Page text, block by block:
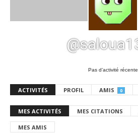
Pas d’activité récente
ACTIVITÉS PROFIL AMIS 0
MES ACTIVITÉS MES CITATIONS
MES AMIS